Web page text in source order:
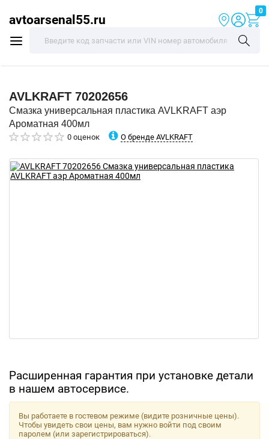
avtoarsenal55.ru
0
AVLKRAFT 70202656
Смазка универсальная пластика AVLKRAFT аэр
Ароматная 400мл
0 оценок О бренде AVLKRAFT
Расширенная гарантия при установке детали
в нашем автосервисе.
Вы работаете в гостевом режиме (видите розничные цены).
Чтобы увидеть свои цены, вам нужно войти под своим
паролем (или зарегистрироваться).